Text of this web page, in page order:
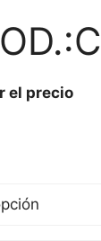
el precio